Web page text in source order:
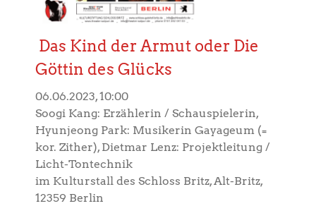
Das Kind der Armut oder Die
Göttin des Glücks
06.06.2023, 10:00
Soogi Kang: Erzählerin / Schauspielerin,
Hyunjeong Park: Musikerin Gayageum (=
kor. Zither), Dietmar Lenz: Projektleitung /
Licht-Tontechnik
im Kulturstall des Schloss Britz, Alt-Britz,
12359 Berlin